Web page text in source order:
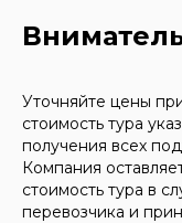
Уточняйте цены
стоимость тура
получения всех
Компания
стоимость тура в
перевозчика и